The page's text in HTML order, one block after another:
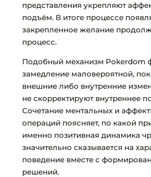
представления укрепляют
подъём. В итоге процессе
закрепленное желание
процесс.
Подобный механизм Pokerdom
замедление маловероятной,
внешние либо внутренние
не скорректируют внутреннее
Сочетание ментальных и
операций поясняет, по какой
именно позитивная динамика
значительно сказывается на
поведение вместе с
решений.